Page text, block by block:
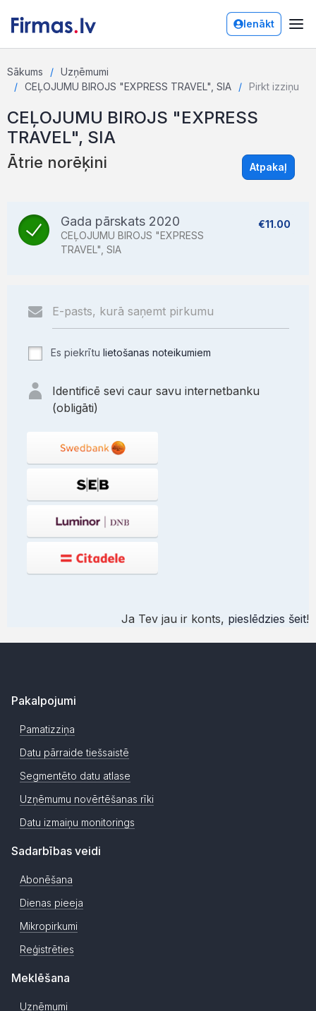
Ienākt
Sākums
Uzņēmumi
CEĻOJUMU BIROJS "EXPRESS TRAVEL", SIA
Pirkt izziņu
CEĻOJUMU BIROJS "EXPRESS
TRAVEL", SIA
Ātrie norēķini Atpakaļ
Gada pārskats 2020
CEĻOJUMU BIROJS "EXPRESS
TRAVEL", SIA
€11.00
Es piekrītu lietošanas noteikumiem
Identificē sevi caur savu internetbanku
(obligāti)
Ja Tev jau ir konts, pieslēdzies šeit!
Pakalpojumi
Pamatizziņa
Datu pārraide tiešsaistē
Segmentēto datu atlase
Uzņēmumu novērtēšanas rīki
Datu izmaiņu monitorings
Sadarbības veidi
Abonēšana
Dienas pieeja
Mikropirkumi
Reģistrēties
Meklēšana
Uzņēmumi